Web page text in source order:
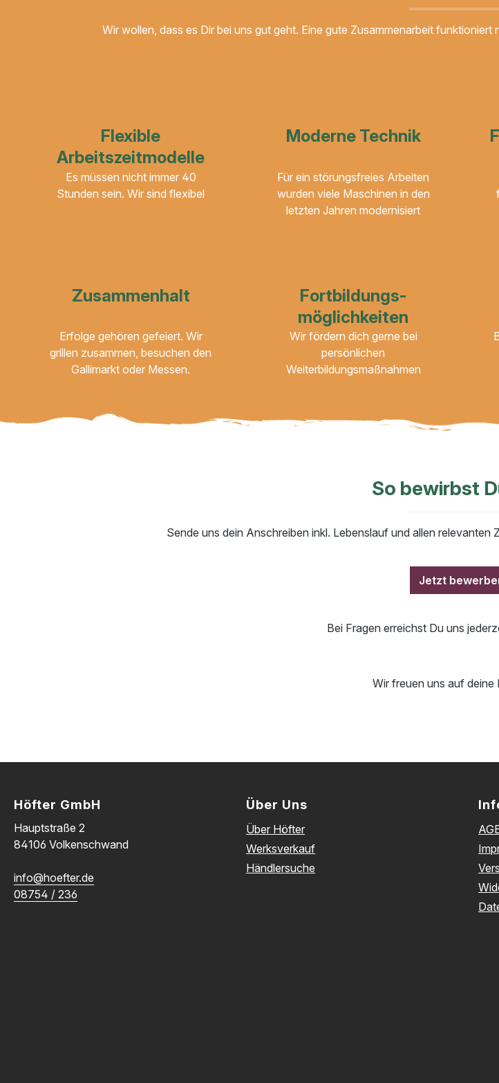
Wir wollen, dass es Dir bei uns gut geht. Eine gute Zusammenarbeit
Flexible
Arbeitszeitmodelle
Es müssen nicht immer 40
Stunden sein. Wir sind flexibel
Moderne Technik
Für ein störungsfreies Arbeiten
wurden viele Maschinen in den
letzten Jahren modernisiert
Zusammenhalt
Erfolge gehören gefeiert. Wir
grillen zusammen, besuchen den
Gallimarkt oder Messen.
Fortbildungs-
möglichkeiten
Wir fördern dich gerne bei
persönlichen
Weiterbildungsmaßnahmen
So bewirbst
Sende uns dein Anschreiben inkl. Lebenslauf und allen
Jetzt
Bei Fragen erreichst Du uns
Wir freuen uns auf deine
Höfter GmbH
Hauptstraße 2
84106 Volkenschwand
info@hoefter.de
08754 / 236
Über Uns
Über Höfter
Werksverkauf
Händlersuche